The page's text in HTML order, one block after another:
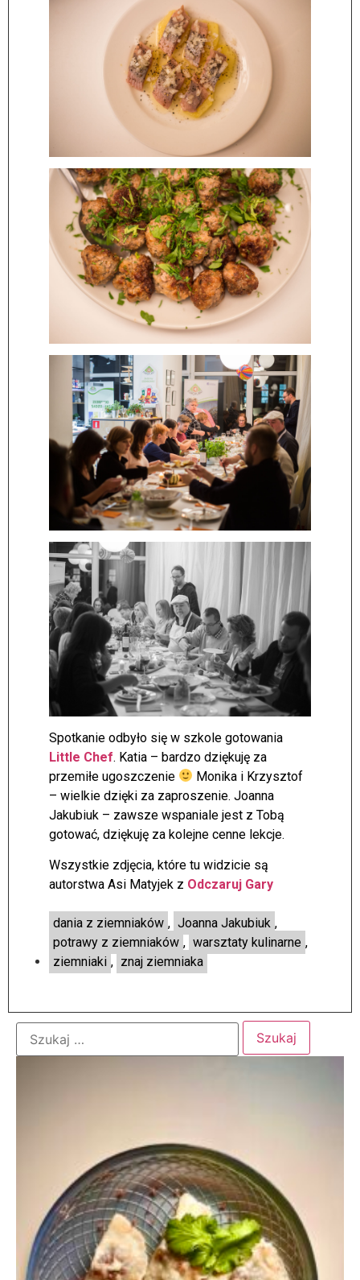
Spotkanie odbyło się w szkole gotowania
Little Chef. Katia – bardzo dziękuję za
przemiłe ugoszczenie
Monika i Krzysztof
– wielkie dzięki za zaproszenie. Joanna
Jakubiuk – zawsze wspaniale jest z Tobą
gotować, dziękuję za kolejne cenne lekcje.
Wszystkie zdjęcia, które tu widzicie są
autorstwa Asi Matyjek z Odczaruj Gary
dania z ziemniaków , Joanna Jakubiuk ,
potrawy z ziemniaków , warsztaty kulinarne ,
ziemniaki , znaj ziemniaka